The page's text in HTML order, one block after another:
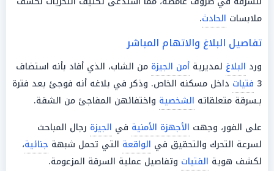
ملابسات الحادث.
تفاصيل البلاغ والاتهام المباشر
ورد البلاغ لمديرية أمن الجيزة من الشاب، الذي أفاد بأنه استضاف
3 فتيات داخل مسكنه الخاص. وذكر في بلاغه أنه فوجئ بعد فترة
بـسرقة متعلقاته الشخصية واختفائهن المفاجئ من الشقة.
على الفور، وجهت الأجهزة الأمنية في الجيزة رجال المباحث
لسرعة التحرك والتحقيق في الواقعة التي تحمل شبهة جنائية،
لكشف هوية الفتيات وتفاصيل عملية السرقة المزعومة.